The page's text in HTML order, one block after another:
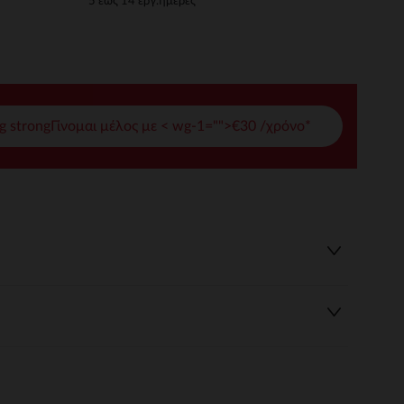
strongΓίνομαι μέλος με < wg-1="">€30 /χρόνο*